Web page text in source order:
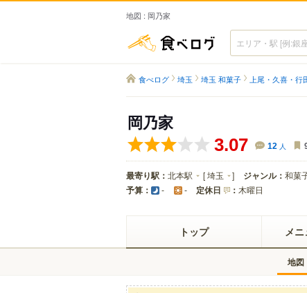
地図 : 岡乃家
食べログ
食べログ 埼玉 埼玉 和菓子 上尾・久喜・行
岡乃家
3.07 12 人
最寄り駅： 北本駅 [埼玉 ] ジャンル： 和菓
予算： - - 定休日 ： 木曜日
トップ メ
地図